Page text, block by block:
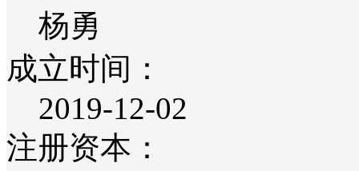
杨勇
成立时间：
2019-12-02
注册资本：